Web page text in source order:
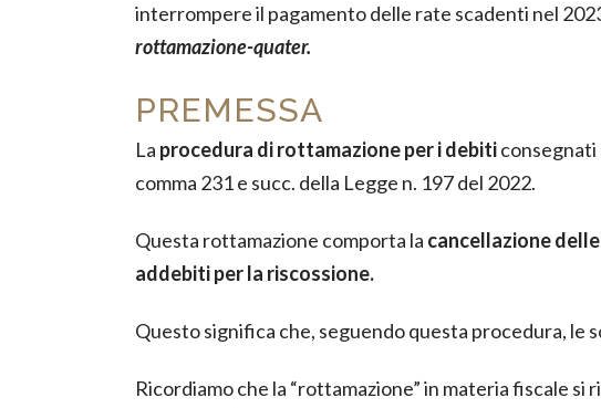
interrompere il pagamento delle rate scadenti nel
rottamazione-quater.
PREMESSA
La procedura di rottamazione per i debiticonsegnati
comma 231 e succ. della Legge n. 197 del 2022.
Questa rottamazione comporta la cancellazione
addebiti per la riscossione.
Questo significa che, seguendo questa procedura, le
Ricordiamo che la “rottamazione” in materia fiscale si